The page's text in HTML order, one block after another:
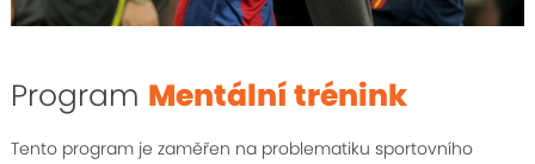
Program Mentální trénink
Tento program je zaměřen na problematiku sportovního